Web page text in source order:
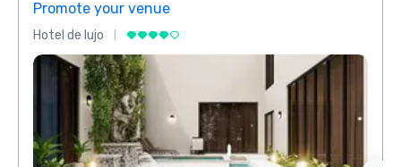
Promote your venue
Hotel de lujo